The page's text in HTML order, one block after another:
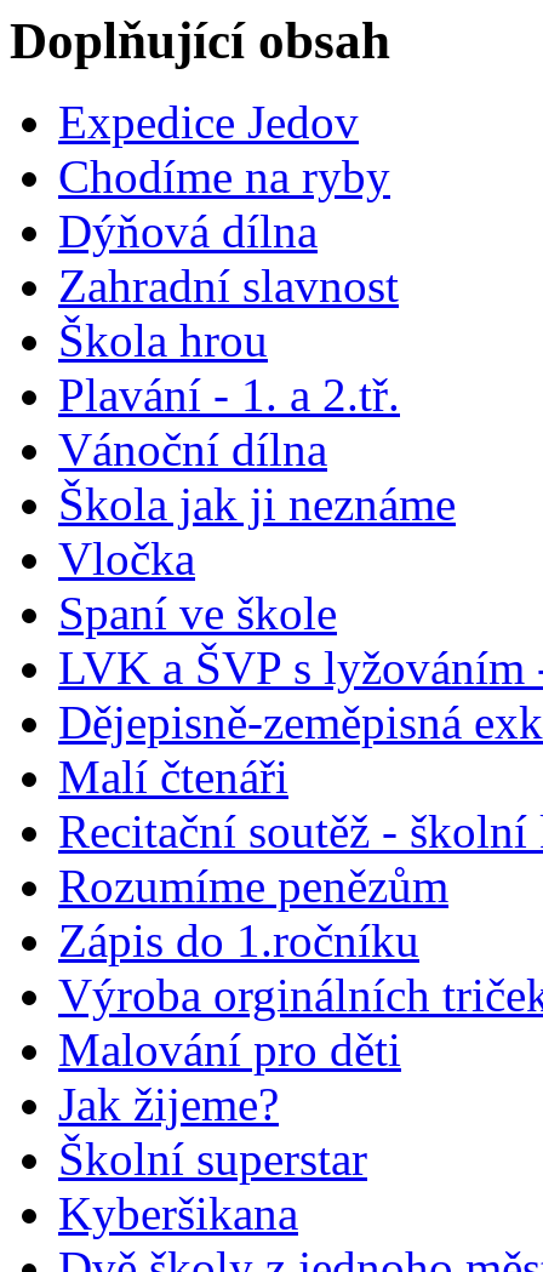
Doplňující obsah
Expedice Jedov
Chodíme na ryby
Dýňová dílna
Zahradní slavnost
Škola hrou
Plavání - 1. a 2.tř.
Vánoční dílna
Škola jak ji neznáme
Vločka
Spaní ve škole
LVK a ŠVP s lyžováním
Dějepisně-zeměpisná
Malí čtenáři
Recitační soutěž -
Rozumíme penězům
Zápis do 1.ročníku
Výroba orginálních
Malování pro děti
Jak žijeme?
Školní superstar
Kyberšikana